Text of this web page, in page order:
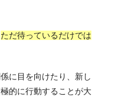
ただ待っているだけでは
に目を向けたり、新し
的に行動することが大